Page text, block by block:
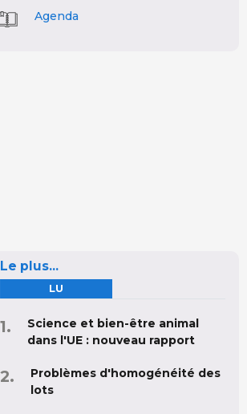
Agenda
Le plus...
LU
Science et bien-être animal
dans l'UE : nouveau rapport
Problèmes d'homogénéité des
lots